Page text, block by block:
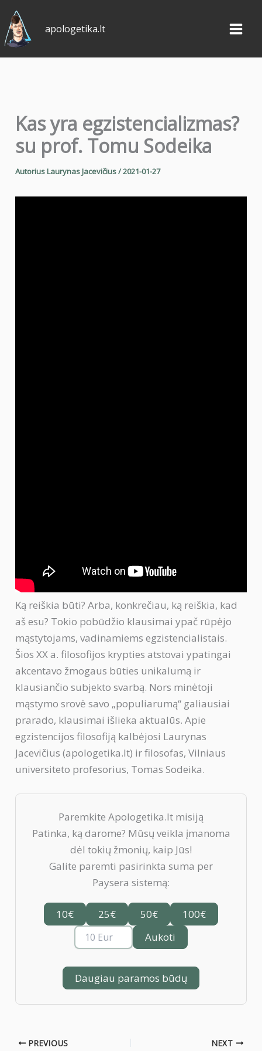
Pereiti
prie
turinio
apologetika.lt
Kas yra egzistencializmas?
su prof. Tomu Sodeika
AutoriusLaurynas Jacevičius/2021-01-27
Ką reiškia būti? Arba, konkrečiau, ką reiškia, kad
aš esu? Tokio pobūdžio klausimai ypač rūpėjo
mąstytojams, vadinamiems egzistencialistais.
Šios XX a. filosofijos krypties atstovai ypatingai
akcentavo žmogaus būties unikalumą ir
klausiančio subjekto svarbą. Nors minėtoji
mąstymo srovė savo „populiarumą“ galiausiai
prarado, klausimai išlieka aktualūs. Apie
egzistencijos filosofiją kalbėjosi Laurynas
Jacevičius (apologetika.lt) ir filosofas, Vilniaus
universiteto profesorius, Tomas Sodeika.
Paremkite Apologetika.lt misiją
Patinka, ką darome? Mūsų veikla įmanoma
dėl tokių žmonių, kaip Jūs!
Galite paremti pasirinkta suma per
Paysera sistemą:
10€ 25€ 50€
100€
Aukoti
Daugiau paramos būdų
PREVIOUS NEXT